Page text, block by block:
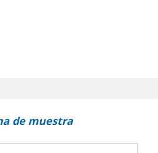
de muestra